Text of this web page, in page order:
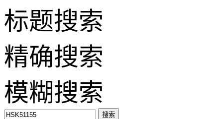
标题搜索
精确搜索
模糊搜索
搜索